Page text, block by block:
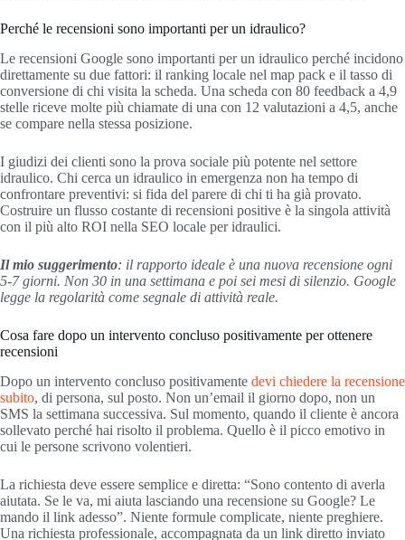
Perché le recensioni sono importanti per un idraulico?
Le recensioni Google sono importanti per un idraulico perché incidono
direttamente su due fattori: il ranking locale nel map pack e il tasso di
conversione di chi visita la scheda. Una scheda con 80 feedback a 4,9
stelle riceve molte più chiamate di una con 12 valutazioni a 4,5, anche
se compare nella stessa posizione.
I giudizi dei clienti sono la prova sociale più potente nel settore
idraulico. Chi cerca un idraulico in emergenza non ha tempo di
confrontare preventivi: si fida del parere di chi ti ha già provato.
Costruire un flusso costante di recensioni positive è la singola attività
con il più alto ROI nella SEO locale per idraulici.
Il mio suggerimento: il rapporto ideale è una nuova recensione ogni
5-7 giorni. Non 30 in una settimana e poi sei mesi di silenzio. Google
legge la regolarità come segnale di attività reale.
Cosa fare dopo un intervento concluso positivamente per ottenere
recensioni
Dopo un intervento concluso positivamente devi chiedere la recensione
subito, di persona, sul posto. Non un’email il giorno dopo, non un
SMS la settimana successiva. Sul momento, quando il cliente è ancora
sollevato perché hai risolto il problema. Quello è il picco emotivo in
cui le persone scrivono volentieri.
La richiesta deve essere semplice e diretta: “Sono contento di averla
aiutata. Se le va, mi aiuta lasciando una recensione su Google? Le
mando il link adesso”. Niente formule complicate, niente preghiere.
Una richiesta professionale, accompagnata da un link diretto inviato